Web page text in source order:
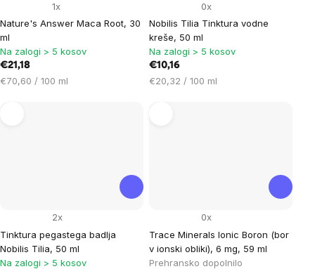
Nature's Answer Maca Root, 30
ml
1x
Na zalogi > 5 kosov
€21,18
Cena
€70,60 / 100 ml
Nobilis Tilia Tinktura vodne
kreše, 50 ml
0x
Na zalogi > 5 kosov
€10,16
Cena
€20,32 / 100 ml
Tinktura pegastega badlja
Nobilis Tilia, 50 ml
2x
Na zalogi > 5 kosov
Trace Minerals Ionic Boron (bor
v ionski obliki), 6 mg, 59 ml
Prehransko dopolnilo
0x